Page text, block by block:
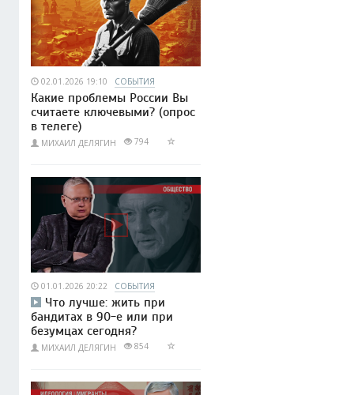
02.01.2026 19:10 СОБЫТИЯ
Какие проблемы России Вы
считаете ключевыми? (опрос
в телеге)
МИХАИЛ ДЕЛЯГИН 794
01.01.2026 20:22 СОБЫТИЯ
Что лучше: жить при
бандитах в 90-е или при
безумцах сегодня?
МИХАИЛ ДЕЛЯГИН 854